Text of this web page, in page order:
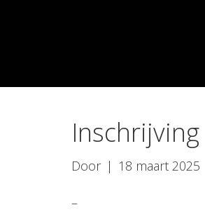
Door | 18 maart 2025
–